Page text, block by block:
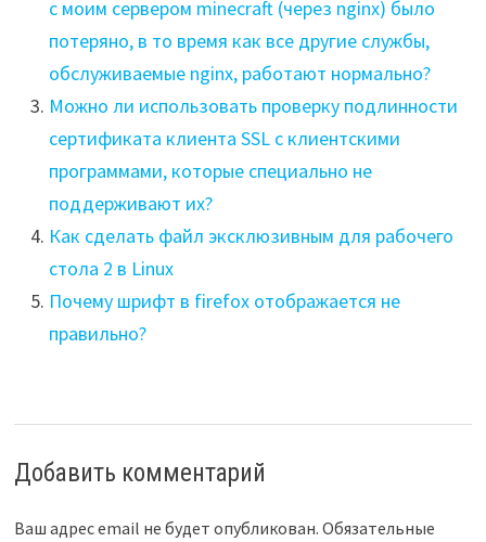
с моим сервером minecraft (через nginx) было
потеряно, в то время как все другие службы,
обслуживаемые nginx, работают нормально?
Можно ли использовать проверку подлинности
сертификата клиента SSL с клиентскими
программами, которые специально не
поддерживают их?
Как сделать файл эксклюзивным для рабочего
стола 2 в Linux
Почему шрифт в firefox отображается не
правильно?
Добавить комментарий
Ваш адрес email не будет опубликован. Обязательные